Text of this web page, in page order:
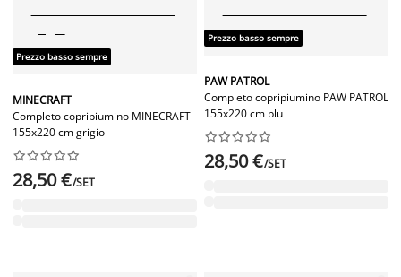
Prezzo basso sempre
MINECRAFT
Completo copripiumino MINECRAFT
155x220 cm grigio






28,50 €/SET
Prezzo basso sempre
PAW PATROL
Completo copripiumino PAW PATROL
155x220 cm blu






28,50 €/SET